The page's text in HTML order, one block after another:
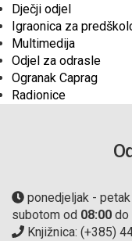
Dječji odjel
Igraonica za
Multimedija
Odjel za odrasle
Ogranak Caprag
Radionice
ponedjeljak - petak
subotom od 08:00 do
Knjižnica: (+385)